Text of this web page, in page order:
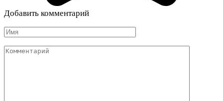
Добавить комментарий
Имя
Комментарий